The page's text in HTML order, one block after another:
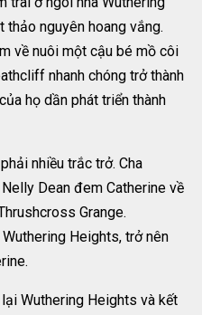
nguyên hoang vắng.
về nuôi một cậu bé mồ côi
nhanh chóng trở thành
họ dần phát triển thành
nhiều trắc trở. Cha
Dean đem Catherine về
Grange.
Heights, trở nên
Wuthering Heights và kết